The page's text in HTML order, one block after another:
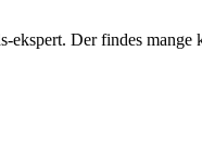
ekspert. Der findes